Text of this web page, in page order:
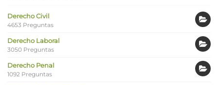
Derecho Civil
4653 Preguntas
Derecho Laboral
3050 Preguntas
Derecho Penal
1092 Preguntas